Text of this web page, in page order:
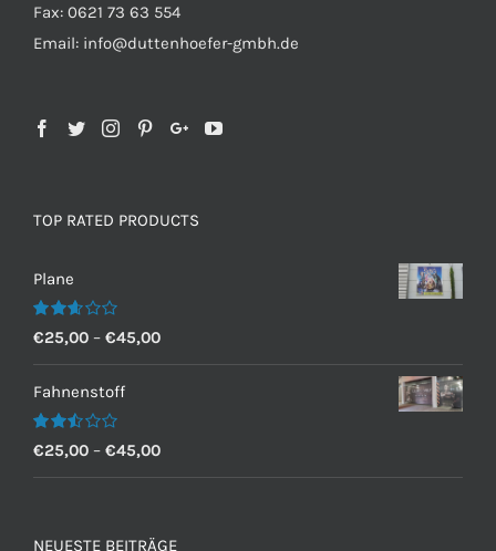
Fax: 0621 73 63 554
Email: info@duttenhoefer-gmbh.de
TOP RATED PRODUCTS
Plane
Bewertet
mit
2.60
von 5
€25,00 – €45,00
Fahnenstoff
Bewertet
mit
2.50
€25,00 – €45,00
NEUESTE BEITRÄGE